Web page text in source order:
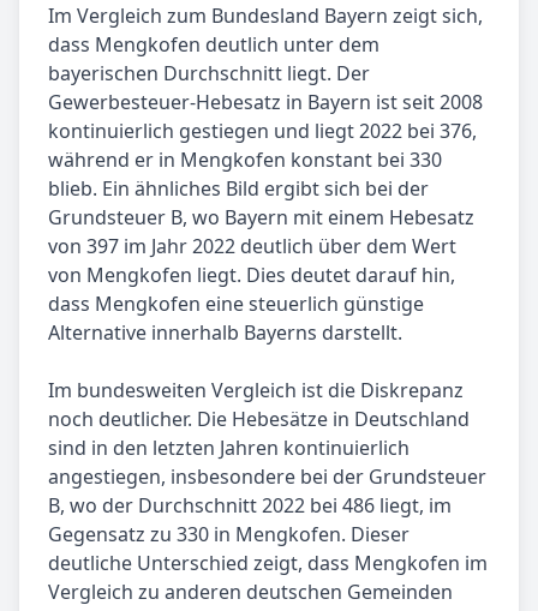
Im Vergleich zum Bundesland Bayern zeigt sich,
dass Mengkofen deutlich unter dem
bayerischen Durchschnitt liegt. Der
Gewerbesteuer-Hebesatz in Bayern ist seit 2008
kontinuierlich gestiegen und liegt 2022 bei 376,
während er in Mengkofen konstant bei 330
blieb. Ein ähnliches Bild ergibt sich bei der
Grundsteuer B, wo Bayern mit einem Hebesatz
von 397 im Jahr 2022 deutlich über dem Wert
von Mengkofen liegt. Dies deutet darauf hin,
dass Mengkofen eine steuerlich günstige
Alternative innerhalb Bayerns darstellt.
Im bundesweiten Vergleich ist die Diskrepanz
noch deutlicher. Die Hebesätze in Deutschland
sind in den letzten Jahren kontinuierlich
angestiegen, insbesondere bei der Grundsteuer
B, wo der Durchschnitt 2022 bei 486 liegt, im
Gegensatz zu 330 in Mengkofen. Dieser
deutliche Unterschied zeigt, dass Mengkofen im
Vergleich zu anderen deutschen Gemeinden